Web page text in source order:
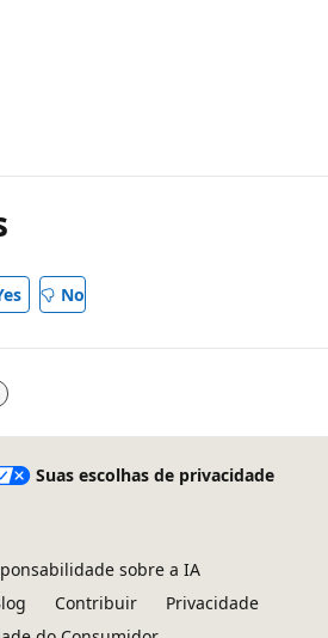
No
Suas escolhas de privacidade
sobre a IA
Contribuir
Privacidade